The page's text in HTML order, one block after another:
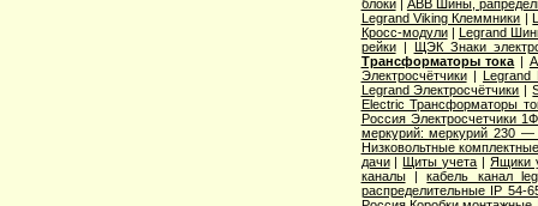
блоки| ABB Шины,
Legrand Viking Клеммники |
Кросс-модули| Legrand
рейки| ЩЭК Знаки
Трансформаторы тока |
Электросчётчики| Legrand
Legrand Электросчётчики |
Electric Трансформаторы
Россия Электросчетчики
меркурий: меркурий 230 —
Низковольтные
дачи|Щиты учета |Ящики
каналы|кабель канал
распределительные IP 54-